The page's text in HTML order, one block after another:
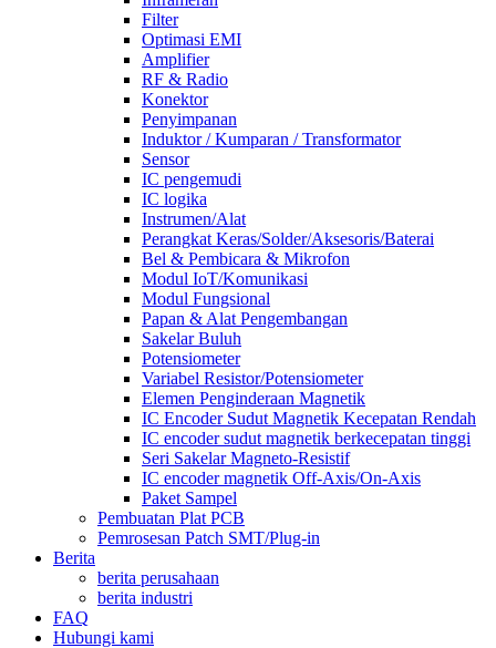
Filter
Optimasi EMI
Amplifier
RF & Radio
Konektor
Penyimpanan
Induktor / Kumparan / Transformator
Sensor
IC pengemudi
IC logika
Instrumen/Alat
Perangkat Keras/Solder/Aksesoris/Baterai
Bel & Pembicara & Mikrofon
Modul IoT/Komunikasi
Modul Fungsional
Papan & Alat Pengembangan
Sakelar Buluh
Potensiometer
Variabel Resistor/Potensiometer
Elemen Penginderaan Magnetik
IC Encoder Sudut Magnetik Kecepatan Rendah
IC encoder sudut magnetik berkecepatan tinggi
Seri Sakelar Magneto-Resistif
IC encoder magnetik Off-Axis/On-Axis
Paket Sampel
Pembuatan Plat PCB
Pemrosesan Patch SMT/Plug-in
Berita
berita perusahaan
berita industri
FAQ
Hubungi kami